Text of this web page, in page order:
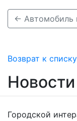
Возврат к списку
Городской